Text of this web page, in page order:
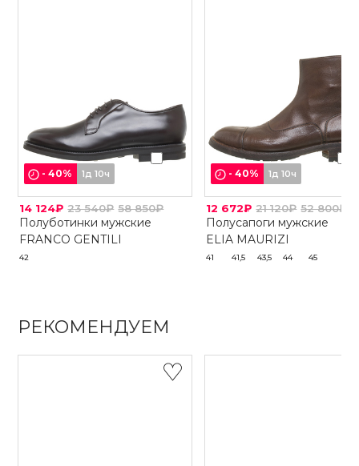
-40% 1д 10ч
14 124₽ 23 540₽ 58 850₽
Полуботинки мужские
FRANCO GENTILI
42
-40% 1д 10ч
12 672₽ 21 120₽ 52 800₽
Полусапоги мужские
ELIA MAURIZI
41 41,5 43,5 44 45
РЕКОМЕНДУЕМ